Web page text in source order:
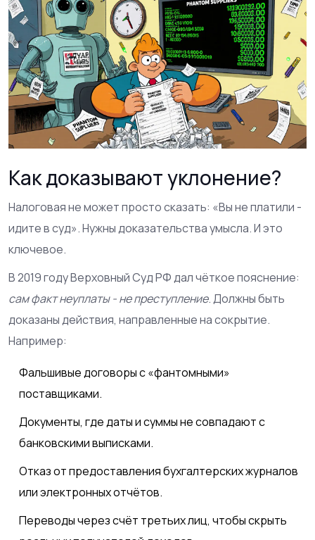
Как доказывают уклонение?
Налоговая не может просто сказать: «Вы не платили -
идите в суд». Нужны доказательства умысла. И это
ключевое.
В 2019 году Верховный Суд РФ дал чёткое пояснение:
сам факт неуплаты - не преступление. Должны быть
доказаны действия, направленные на сокрытие.
Например:
Фальшивые договоры с «фантомными»
поставщиками.
Документы, где даты и суммы не совпадают с
банковскими выписками.
Отказ от предоставления бухгалтерских журналов
или электронных отчётов.
Переводы через счёт третьих лиц, чтобы скрыть